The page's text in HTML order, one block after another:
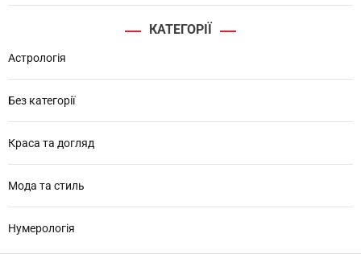
КАТЕГОРІЇ
Астрологія
Без категорії
Краса та догляд
Мода та стиль
Нумерологія